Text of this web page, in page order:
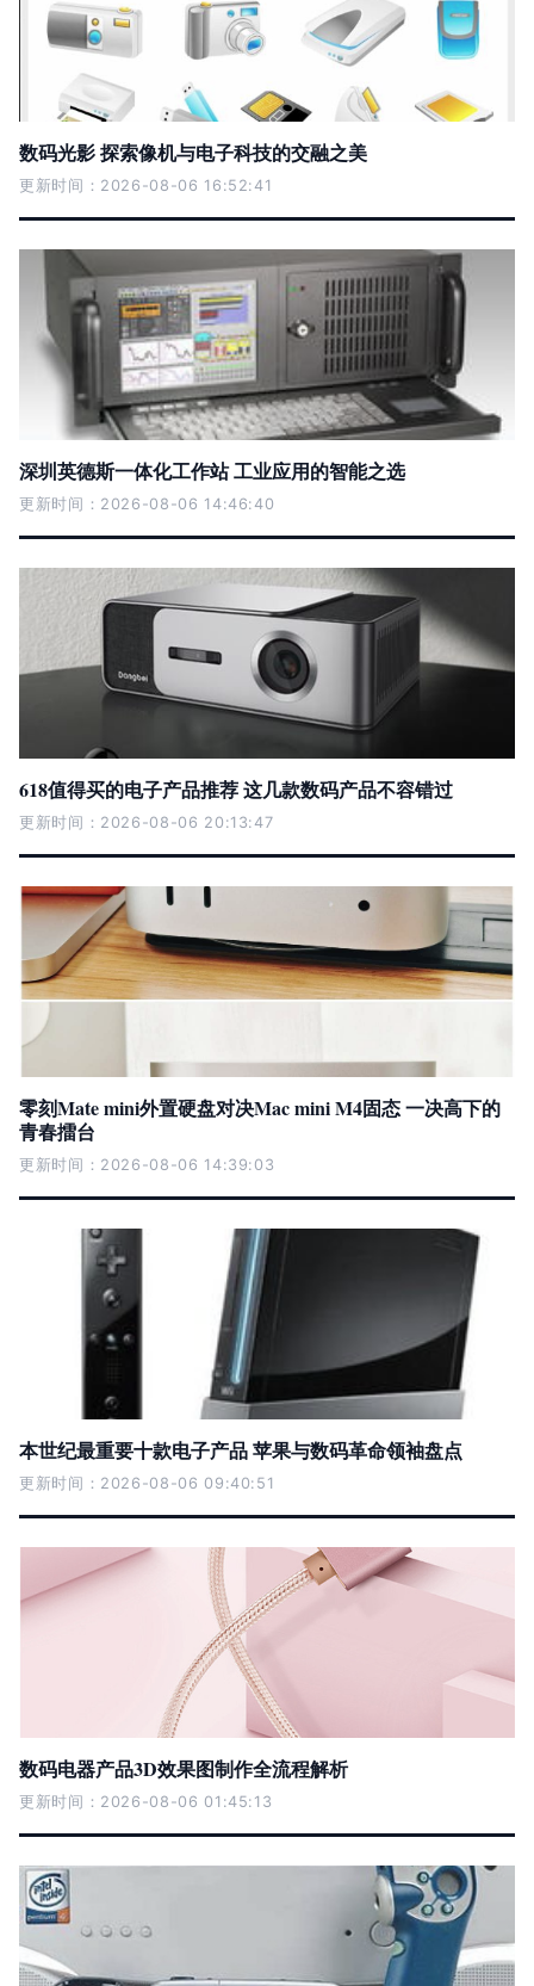
数码光影 探索像机与电子科技的交融之美
更新时间：2026-08-06 16:52:41
深圳英德斯一体化工作站 工业应用的智能之选
更新时间：2026-08-06 14:46:40
618值得买的电子产品推荐 这几款数码产品不容错过
更新时间：2026-08-06 20:13:47
零刻Mate mini外置硬盘对决Mac mini M4固态 一决高下的
青春擂台
更新时间：2026-08-06 14:39:03
本世纪最重要十款电子产品 苹果与数码革命领袖盘点
更新时间：2026-08-06 09:40:51
数码电器产品3D效果图制作全流程解析
更新时间：2026-08-06 01:45:13